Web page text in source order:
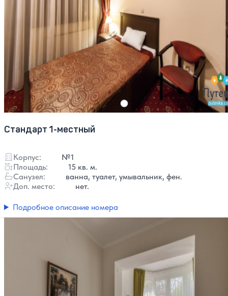
Стандарт 1-местный
Корпус:
№1
Площадь:
15 кв. м.
Санузел:
ванна, туалет, умывальник, фен.
Доп. место:
нет.
Подробное описание номера